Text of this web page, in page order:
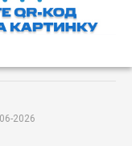
материалов
а также с ссылкой
2026